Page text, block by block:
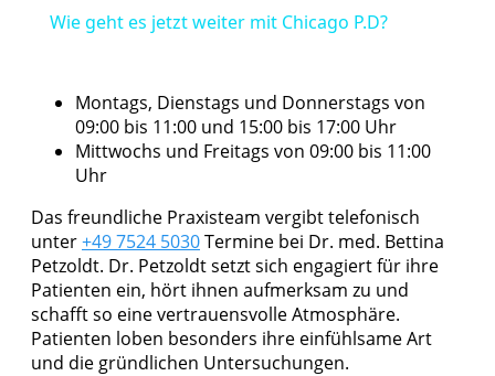
Wie geht es jetzt weiter mit Chicago P.D?
Montags, Dienstags und Donnerstags von
09:00 bis 11:00 und 15:00 bis 17:00 Uhr
Mittwochs und Freitags von 09:00 bis 11:00
Uhr
Das freundliche Praxisteam vergibt telefonisch
unter+49 7524 5030Termine bei Dr. med. Bettina
Petzoldt. Dr. Petzoldt setzt sich engagiert für ihre
Patienten ein, hört ihnen aufmerksam zu und
schafft so eine vertrauensvolle Atmosphäre.
Patienten loben besonders ihre einfühlsame Art
und die gründlichen Untersuchungen.